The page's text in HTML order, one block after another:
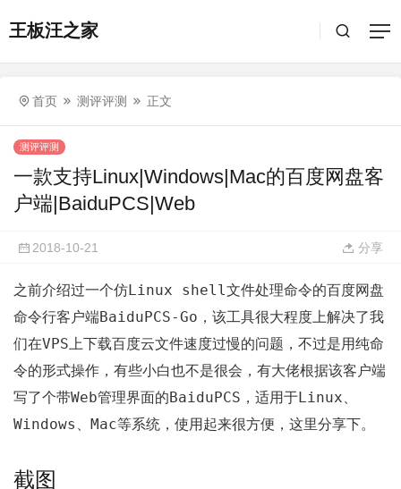
王板汪之家
首页 测评评测 正文
测评评测
一款支持Linux|Windows|Mac的百度网盘客
户端|BaiduPCS|Web
2018-10-21 分享
之前介绍过一个仿Linux shell文件处理命令的百度网盘
命令行客户端BaiduPCS-Go ，该工具很大程度上解决了我
们在VPS 上下载百度云文件速度过慢的问题，不过是用纯命
令的形式操作，有些小白也不是很会，有大佬根据该客户端
写了个带Web管理界面的BaiduPCS ，适用于Linux
Windows Mac等系统，使用起来很方便，这里分享下。
截图